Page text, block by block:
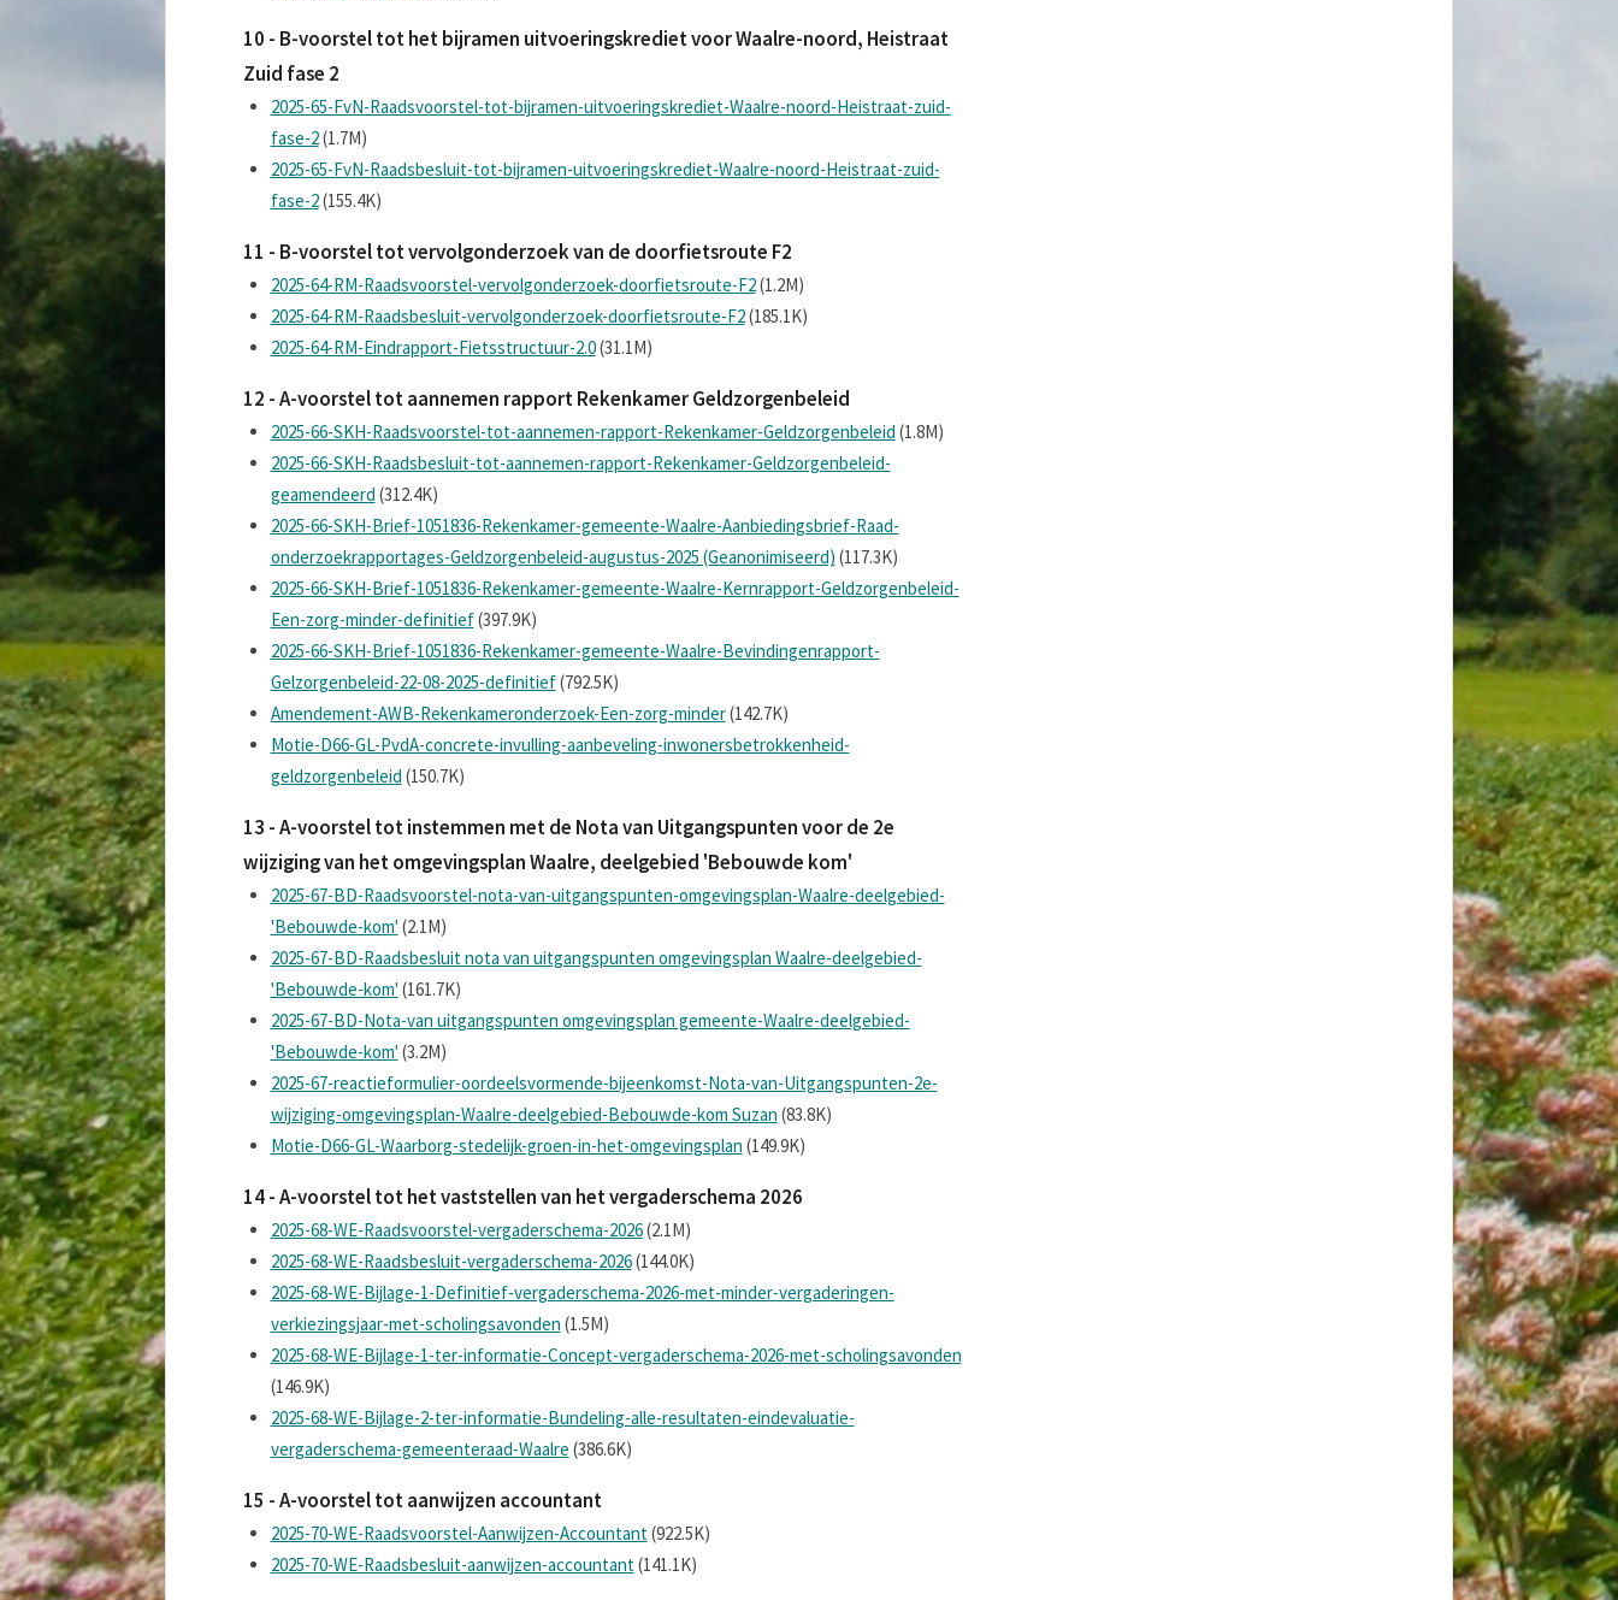
10 - B-voorstel tot het bijramen uitvoeringskrediet voor Waalre-noord, Heistraat
Zuid fase 2
2025-65-FvN-Raadsvoorstel-tot-bijramen-uitvoeringskrediet-Waalre-noord-Heistraat-zuid-
fase-2(1.7M)
2025-65-FvN-Raadsbesluit-tot-bijramen-uitvoeringskrediet-Waalre-noord-Heistraat-zuid-
fase-2(155.4K)
11 - B-voorstel tot vervolgonderzoek van de doorfietsroute F2
2025-64-RM-Raadsvoorstel-vervolgonderzoek-doorfietsroute-F2(1.2M)
2025-64-RM-Raadsbesluit-vervolgonderzoek-doorfietsroute-F2(185.1K)
2025-64-RM-Eindrapport-Fietsstructuur-2.0(31.1M)
12 - A-voorstel tot aannemen rapport Rekenkamer Geldzorgenbeleid
2025-66-SKH-Raadsvoorstel-tot-aannemen-rapport-Rekenkamer-Geldzorgenbeleid (1.8M)
2025-66-SKH-Raadsbesluit-tot-aannemen-rapport-Rekenkamer-Geldzorgenbeleid-
geamendeerd (312.4K)
2025-66-SKH-Brief-1051836-Rekenkamer-gemeente-Waalre-Aanbiedingsbrief-Raad-
onderzoekrapportages-Geldzorgenbeleid-augustus-2025 (Geanonimiseerd) (117.3K)
2025-66-SKH-Brief-1051836-Rekenkamer-gemeente-Waalre-Kernrapport-Geldzorgenbeleid-
Een-zorg-minder-definitief(397.9K)
2025-66-SKH-Brief-1051836-Rekenkamer-gemeente-Waalre-Bevindingenrapport-
Gelzorgenbeleid-22-08-2025-definitief(792.5K)
Amendement-AWB-Rekenkameronderzoek-Een-zorg-minder(142.7K)
Motie-D66-GL-PvdA-concrete-invulling-aanbeveling-inwonersbetrokkenheid-
geldzorgenbeleid (150.7K)
13 - A-voorstel tot instemmen met de Nota van Uitgangspunten voor de 2e
wijziging van het omgevingsplan Waalre, deelgebied 'Bebouwde kom'
2025-67-BD-Raadsvoorstel-nota-van-uitgangspunten-omgevingsplan-Waalre-deelgebied-
'Bebouwde-kom' (2.1M)
2025-67-BD-Raadsbesluit nota van uitgangspunten omgevingsplan Waalre-deelgebied-
'Bebouwde-kom' (161.7K)
2025-67-BD-Nota-van uitgangspunten omgevingsplan gemeente-Waalre-deelgebied-
'Bebouwde-kom' (3.2M)
2025-67-reactieformulier-oordeelsvormende-bijeenkomst-Nota-van-Uitgangspunten-2e-
wijziging-omgevingsplan-Waalre-deelgebied-Bebouwde-kom Suzan (83.8K)
Motie-D66-GL-Waarborg-stedelijk-groen-in-het-omgevingsplan (149.9K)
14 - A-voorstel tot het vaststellen van het vergaderschema 2026
2025-68-WE-Raadsvoorstel-vergaderschema-2026(2.1M)
2025-68-WE-Raadsbesluit-vergaderschema-2026(144.0K)
2025-68-WE-Bijlage-1-Definitief-vergaderschema-2026-met-minder-vergaderingen-
verkiezingsjaar-met-scholingsavonden (1.5M)
2025-68-WE-Bijlage-1-ter-informatie-Concept-vergaderschema-2026-met-scholingsavonden
(146.9K)
2025-68-WE-Bijlage-2-ter-informatie-Bundeling-alle-resultaten-eindevaluatie-
vergaderschema-gemeenteraad-Waalre (386.6K)
15 - A-voorstel tot aanwijzen accountant
2025-70-WE-Raadsvoorstel-Aanwijzen-Accountant (922.5K)
2025-70-WE-Raadsbesluit-aanwijzen-accountant (141.1K)